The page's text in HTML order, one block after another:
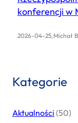
konferencji w
2026-04-25.Michał
Kategorie
Aktualności (50)